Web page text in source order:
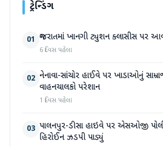
ટ્રેન્ડિંગ
01 ગુજરાતમાં ખાનગી ટ્યુશન ક્લાસીસ પર
6 દિવસ પહેલા
02 નેનાવા-સાંચોર હાઈવે પર ખાડાઓનું
વાહનચાલકો પરેશાન
1 દિવસ પહેલા
03 પાલનપુર-ડીસા હાઇવે પર એસઓજી
હિરોઈન ઝડપી પાડ્યું